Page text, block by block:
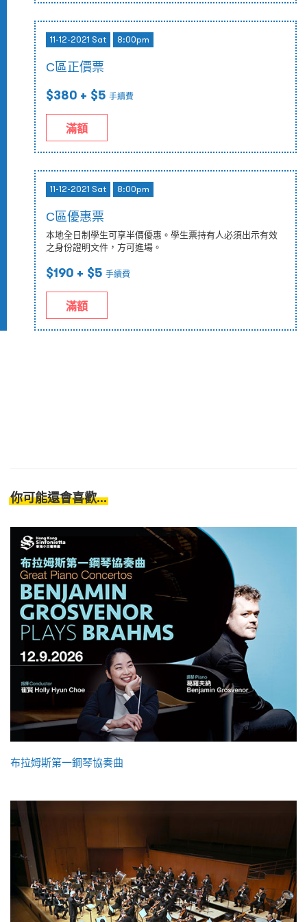
11-12-2021 Sat 8:00pm
C區正價票
$380 + $5 手續費
滿額
11-12-2021 Sat 8:00pm
C區優惠票
本地全日制學生可享半價優惠。學生票持有人必須出示有效
之身份證明文件，方可進場。
$190 + $5 手續費
滿額
你可能還會喜歡...
布拉姆斯第一鋼琴協奏曲